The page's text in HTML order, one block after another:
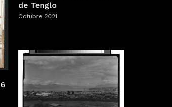
de Tenglo
Octubre 2021